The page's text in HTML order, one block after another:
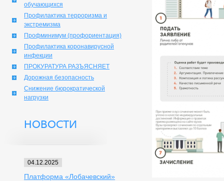
обучающихся
Профилактика терроризма и
экстремизма
Профминимум (профориентация)
Профилактика коронавирусной
инфекции
ПРОКУРАТУРА РАЗЪЯСНЯЕТ
Дорожная безопасность
Снижение бюрократической
нагрузки
НОВОСТИ
04.12.2025
Платформа «Лобачевский»